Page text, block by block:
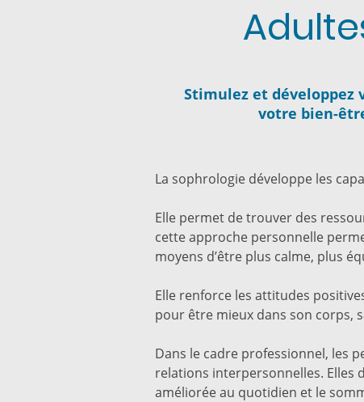
Stimulez et développez
votre bien-
La sophrologie développe les
Elle permet de trouver des
cette approche personnelle
moyens d’être plus calme, plus
Elle renforce les attitudes
pour être mieux dans son corps,
Dans le cadre professionnel, les
relations interpersonnelles. Elles
améliorée au quotidien et le